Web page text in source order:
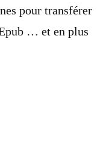
pour transférer
… et en plus